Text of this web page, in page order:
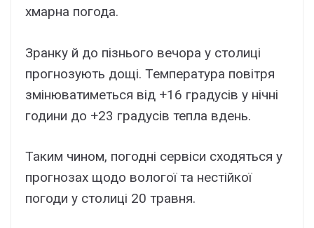
хмарна погода.
Зранку й до пізнього вечора у столиці
прогнозують дощі. Температура повітря
змінюватиметься від +16 градусів у нічні
години до +23 градусів тепла вдень.
Таким чином, погодні сервіси сходяться у
прогнозах щодо вологої та нестійкої
погоди у столиці 20 травня.